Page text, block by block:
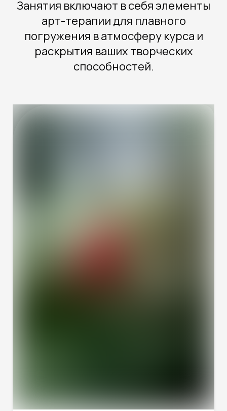
Занятия включают в себя элементы
арт-терапии для плавного
погружения в атмосферу курса и
раскрытия ваших творческих
способностей.